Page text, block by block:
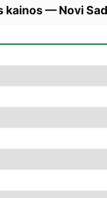
kainos —Novi Sad